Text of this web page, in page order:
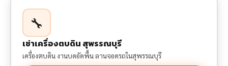
🔧
เช่าเครื่องตบดิน สุพรรณบุรี
เครื่องตบดิน งานบดอัดพื้น ลานจอดรถในสุพรรณบุรี